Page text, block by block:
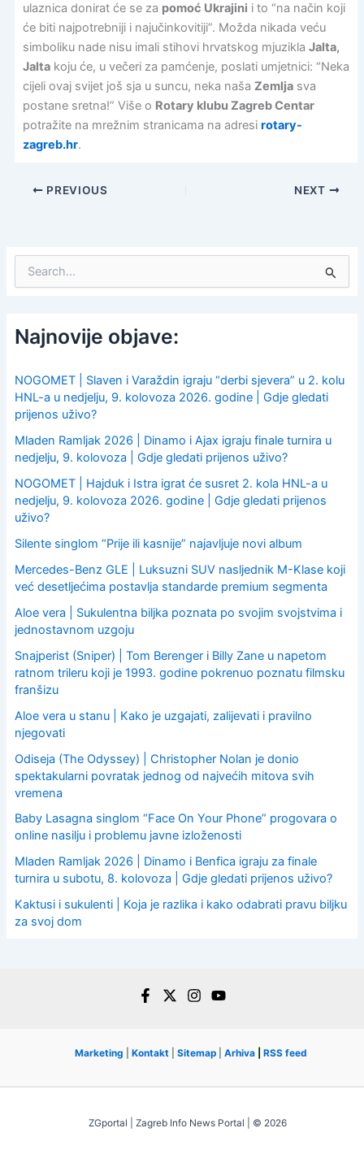
ulaznica donirat će se za pomoć Ukrajini i to “na način koji
će biti najpotrebniji i najučinkovitiji”. Možda nikada veću
simboliku nade nisu imali stihovi hrvatskog mjuzikla Jalta,
Jaltakoju će, u večeri za pamćenje, poslati umjetnici: “Neka
cijeli ovaj svijet još sja u suncu, neka naša Zemljasva
postane sretna!” Više o Rotary klubu Zagreb Centar
potražite na mrežnim stranicama na adresi rotary-
zagreb.hr.
PREVIOUS NEXT
c
h
o
r
Najnovije objave:
NOGOMET | Slaven i Varaždin igraju “derbi sjevera” u 2. kolu
HNL-a u nedjelju, 9. kolovoza 2026. godine | Gdje gledati
prijenos uživo?
Mladen Ramljak 2026 | Dinamo i Ajax igraju finale turnira u
nedjelju, 9. kolovoza | Gdje gledati prijenos uživo?
NOGOMET | Hajduk i Istra igrat će susret 2. kola HNL-a u
nedjelju, 9. kolovoza 2026. godine | Gdje gledati prijenos
uživo?
Silente singlom “Prije ili kasnije” najavljuje novi album
Mercedes-Benz GLE | Luksuzni SUV nasljednik M-Klase koji
već desetljećima postavlja standarde premium segmenta
Aloe vera | Sukulentna biljka poznata po svojim svojstvima i
jednostavnom uzgoju
Snajperist (Sniper) | Tom Berenger i Billy Zane u napetom
ratnom trileru koji je 1993. godine pokrenuo poznatu filmsku
franšizu
Aloe vera u stanu | Kako je uzgajati, zalijevati i pravilno
njegovati
Odiseja (The Odyssey) | Christopher Nolan je donio
spektakularni povratak jednog od najvećih mitova svih
vremena
Baby Lasagna singlom “Face On Your Phone” progovara o
online nasilju i problemu javne izloženosti
Mladen Ramljak 2026 | Dinamo i Benfica igraju za finale
turnira u subotu, 8. kolovoza | Gdje gledati prijenos uživo?
Kaktusi i sukulenti | Koja je razlika i kako odabrati pravu biljku
za svoj dom
Marketing Kontakt Sitemap Arhiva RSS feed
ZGportal | Zagreb Info News Portal | © 2026